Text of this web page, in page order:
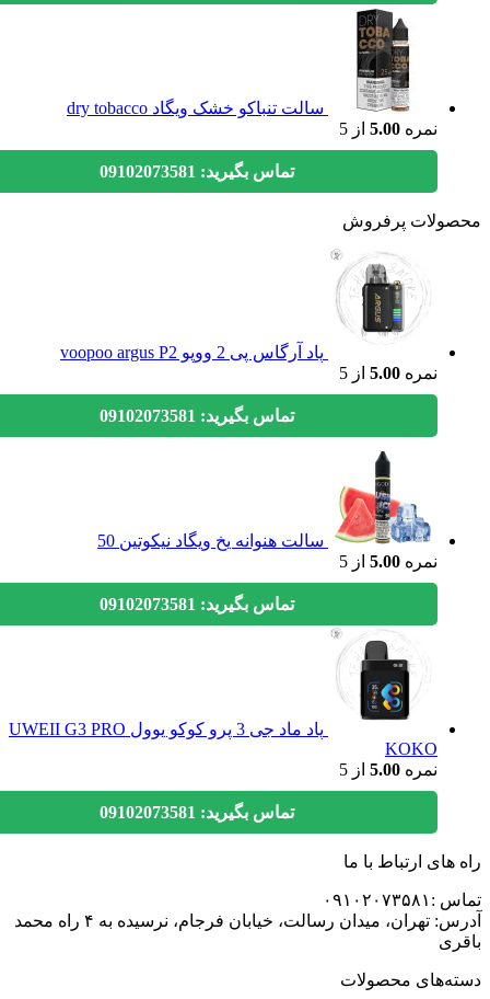
سالت تنباکو خشک ویگاد dry tobacco
نمره5.00 از 5
تماس بگیرید: 09102073581
پرفروش
پاد آرگاس پی 2 ووپو voopoo argus P2
نمره5.00 از 5
تماس بگیرید: 09102073581
سالت هنوانه یخ ویگاد نیکوتین 50
نمره5.00 از 5
تماس بگیرید: 09102073581
پاد ماد جی 3 پرو کوکو یوول UWEII G3 PRO
KOKO
نمره5.00 از 5
تماس بگیرید: 09102073581
ارتباط با ما
آدرس: تهران، میدان رسالت، خیابان فرجام، نرسیده به ۴ راه محمد
محصولات